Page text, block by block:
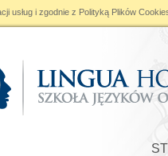
written, possibly out of free disk
usług i zgodnie z Polityką Plików